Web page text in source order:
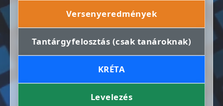
Versenyeredmények
Tantárgyfelosztás (csak tanároknak)
KRÉTA
Levelezés